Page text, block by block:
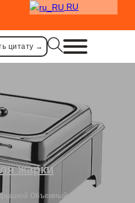
RU
цитату →
жарки
Объемный электрический